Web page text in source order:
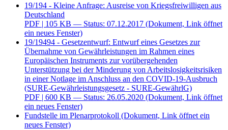
19/194 - Kleine Anfrage: Ausreise von Kriegsfreiwilligen aus
Deutschland
PDF | 105 KB — Status: 07.12.2017 (Dokument, Link öffnet
ein neues Fenster)
19/19494 - Gesetzentwurf: Entwurf eines Gesetzes zur
Übernahme von Gewährleistungen im Rahmen eines
Europäischen Instruments zur vorübergehenden
Unterstützung bei der Minderung von Arbeitslosigkeitsrisiken
in einer Notlage im Anschluss an den COVID-19-Ausbruch
(SURE-Gewährleistungsgesetz - SURE-GewährlG)
PDF | 600 KB — Status: 26.05.2020 (Dokument, Link öffnet
ein neues Fenster)
Fundstelle im Plenarprotokoll (Dokument, Link öffnet ein
neues Fenster)